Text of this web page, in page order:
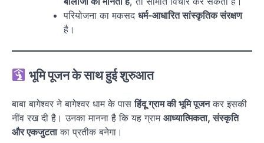
परियोजना का मकसद धर्म-आधारित सांस्कृतिक संरक्षण
है।
भूमि पूजन के साथ हुई शुरुआत
बाबा बागेश्वर ने बागेश्वर धाम के पासहिंदू ग्राम की भूमि पूजनकर इसकी
नींव रख दी है। उनका मानना है कि यह ग्राम आध्यात्मिकता, संस्कृति
और एकजुटताका प्रतीक बनेगा।